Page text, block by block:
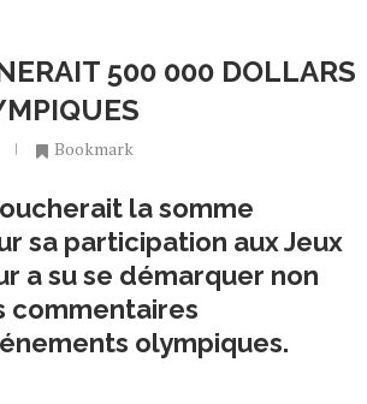
500 000 DOLLARS
Bookmark
la somme
sa participation aux Jeux
a su se démarquer non
commentaires
olympiques.